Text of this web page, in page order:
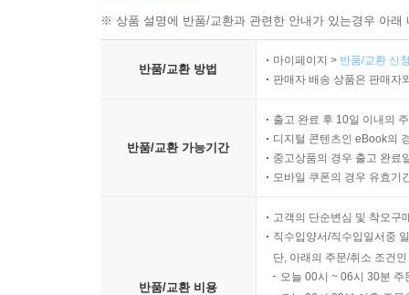
이렇게 그려진 초상화는 한 사람의 인생 이야기
것이다. 아름다울 기회의 평등이 있다면 적어도
자신을 온전히 받아들이지 못하는 이들을 위하여
로스쿨 1학년 민법 수업 시간, 저자는 수강생 가
성장기 내내 붙들고 있던 ‘나는 추하고 무가치하
그는 자신의 삶이 손해나 잘못은 아닌지, 아니라
위해서는 어떤 인식과 태도가 필요한지를 스
근거들을 엮은 것이 바로 이 책이다.
※ 상품 설명에 반품/교환과 관련한 안내가 있는경우 아
반품/교환 방법
마이페이지 > 반품/교환 신
판매자 배송 상품은 판매자
반품/교환 가능기간
출고 완료 후 10일 이내의
디지털 콘텐츠인 eBook의
중고상품의 경우 출고 완료
모바일 쿠폰의 경우 유효기
반품/교환 비용
고객의 단순변심 및 착오구
직수입양서/직수입일서중
단, 아래의 주문/취소 조건
오늘 00시 ~ 06시 30분